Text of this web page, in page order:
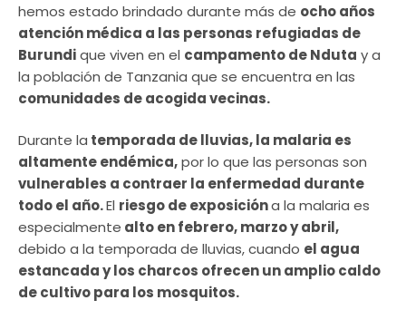
hemos estado brindado durante más de ocho años
atención médica a las personas refugiadas de
Burundique viven en el campamento de Nduta y a
la población de Tanzania que se encuentra en las
comunidades de acogida vecinas.
Durante la temporada de lluvias, la malaria es
altamente endémica,por lo que las personas son
vulnerables a contraer la enfermedad durante
todo el año.El riesgo de exposicióna la malaria es
especialmente alto en febrero, marzo y abril,
debido a la temporada de lluvias, cuando el agua
estancada y los charcos ofrecen un amplio caldo
de cultivo para los mosquitos.